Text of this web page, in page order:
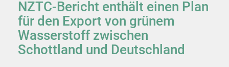
NZTC-Bericht enthält einen Plan
für den Export von grünem
Wasserstoff zwischen
Schottland und Deutschland